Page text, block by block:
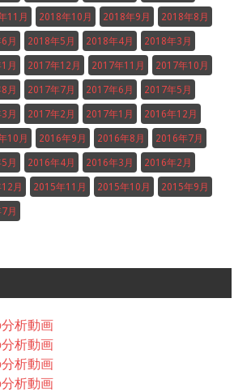
11月 2018年10月 2018年9月 2018年8月
月 2018年5月 2018年4月 2018年3月
月 2017年12月 2017年11月 2017年10月
月 2017年7月 2017年6月 2017年5月
月 2017年2月 2017年1月 2016年12月
10月 2016年9月 2016年8月 2016年7月
月 2016年4月 2016年3月 2016年2月
月 2015年11月 2015年10月 2015年9月
月
析動画
析動画
析動画
析動画